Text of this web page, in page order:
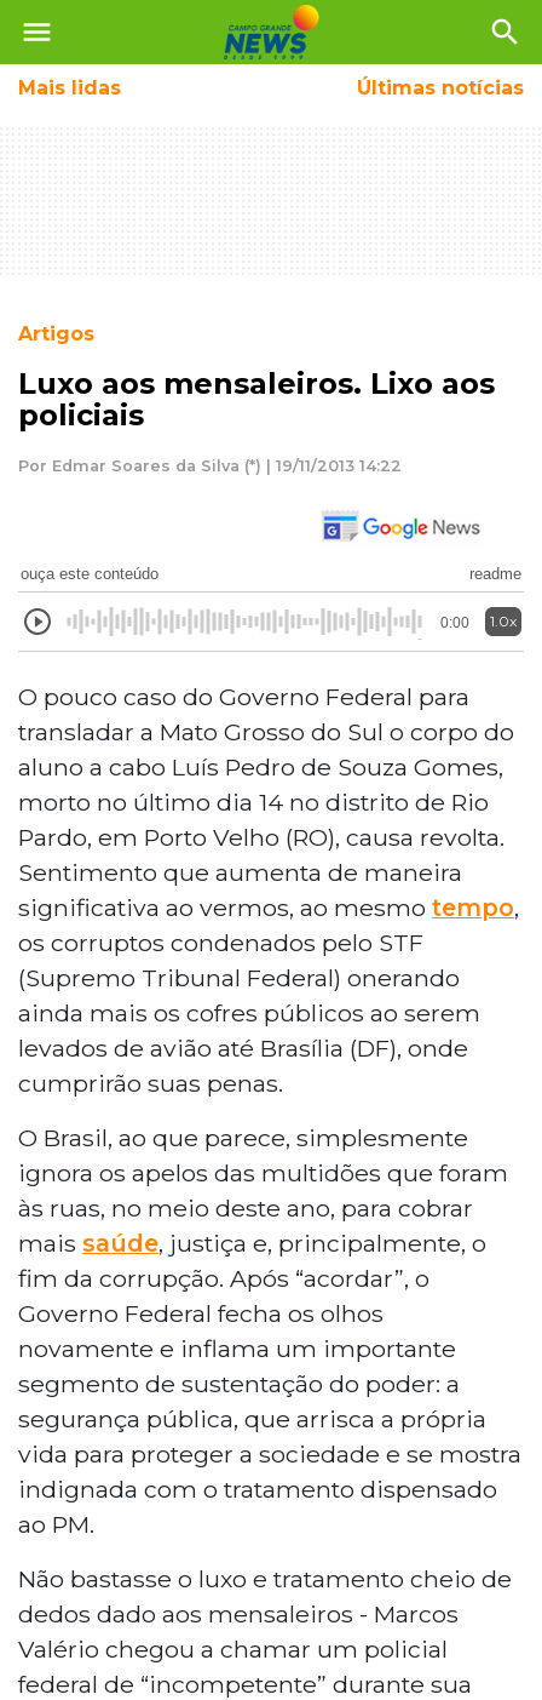
menu search
Mais lidas Últimas notícias
Artigos
Luxo aos mensaleiros. Lixo aos
policiais
Por Edmar Soares da Silva (*) | 19/11/2013 14:22
ouça este conteúdo readme
0:00 1.0x
O pouco caso do Governo Federal para
transladar a Mato Grosso do Sul o corpo do
aluno a cabo Luís Pedro de Souza Gomes,
morto no último dia 14 no distrito de Rio
Pardo, em Porto Velho (RO), causa revolta.
Sentimento que aumenta de maneira
significativa ao vermos, ao mesmo tempo,
os corruptos condenados pelo STF
(Supremo Tribunal Federal) onerando
ainda mais os cofres públicos ao serem
levados de avião até Brasília (DF), onde
cumprirão suas penas.
O Brasil, ao que parece, simplesmente
ignora os apelos das multidões que foram
às ruas, no meio deste ano, para cobrar
mais saúde, justiça e, principalmente, o
fim da corrupção. Após “acordar”, o
Governo Federal fecha os olhos
novamente e inflama um importante
segmento de sustentação do poder: a
segurança pública, que arrisca a própria
vida para proteger a sociedade e se mostra
indignada com o tratamento dispensado
ao PM.
Não bastasse o luxo e tratamento cheio de
dedos dado aos mensaleiros - Marcos
Valério chegou a chamar um policial
federal de “incompetente” durante sua